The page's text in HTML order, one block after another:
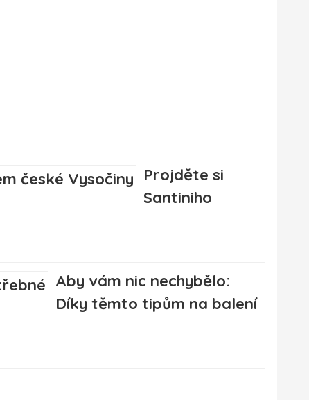
Projděte si
Santiniho
Aby vám nic nechybělo:
Díky těmto tipům na balení